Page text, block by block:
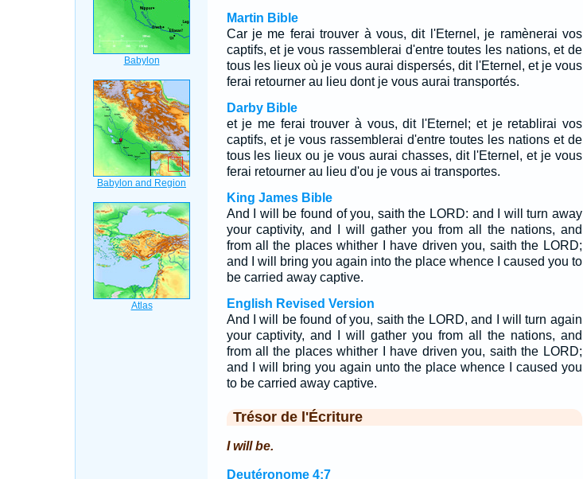
Martin Bible
Car je me ferai trouver à vous, dit l'Eternel, je ramènerai vos
captifs, et je vous rassemblerai d'entre toutes les nations, et de
tous les lieux où je vous aurai dispersés, dit l'Eternel, et je vous
ferai retourner au lieu dont je vous aurai transportés.
Darby Bible
et je me ferai trouver à vous, dit l'Eternel; et je retablirai vos
captifs, et je vous rassemblerai d'entre toutes les nations et de
tous les lieux ou je vous aurai chasses, dit l'Eternel, et je vous
ferai retourner au lieu d'ou je vous ai transportes.
King James Bible
And I will be found of you, saith the LORD: and I will turn away
your captivity, and I will gather you from all the nations, and
from all the places whither I have driven you, saith the LORD;
and I will bring you again into the place whence I caused you to
be carried away captive.
English Revised Version
And I will be found of you, saith the LORD, and I will turn again
your captivity, and I will gather you from all the nations, and
from all the places whither I have driven you, saith the LORD;
and I will bring you again unto the place whence I caused you
to be carried away captive.
Trésor de l'Écriture
I will be.
Deutéronome 4:7